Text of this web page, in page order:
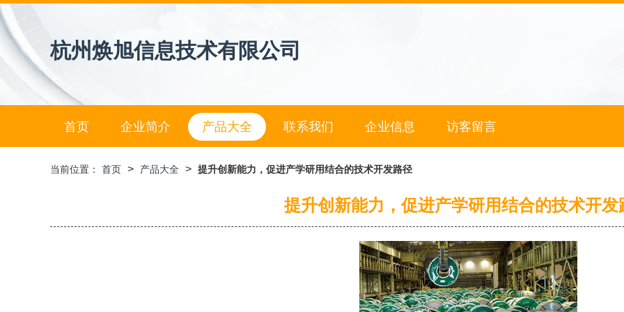
杭州焕旭信息技术有限公司
首页 企业简介 产品大全 联系我们 企业信息 访客留言
当前位置： 首页 > 产品大全 > 提升创新能力，促进产学研用结合的技术开发路径
提升创新能力，促进产学研用结合的技术开发